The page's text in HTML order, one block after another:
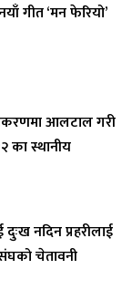
गीत ‘मन फेरियो’
आलटाल गरी
का स्थानीय
नदिन प्रहरीलाई
चेतावनी